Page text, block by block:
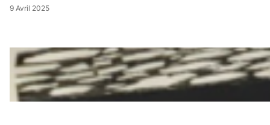
9 Avril 2025